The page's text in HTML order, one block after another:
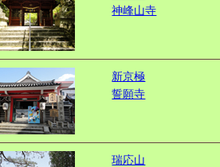
神峰山寺
新京極
誓願寺
瑞応山